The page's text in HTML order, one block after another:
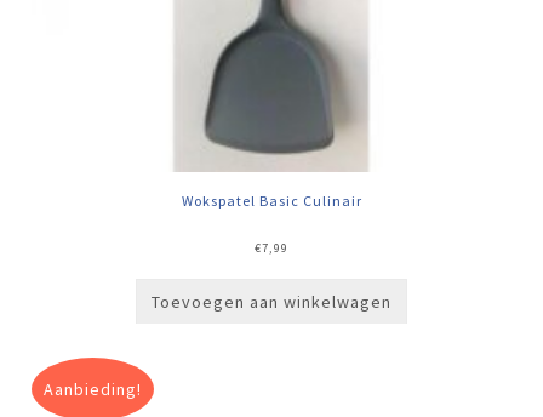
Wokspatel Basic Culinair
€7,99
Toevoegen aan winkelwagen
Aanbieding!